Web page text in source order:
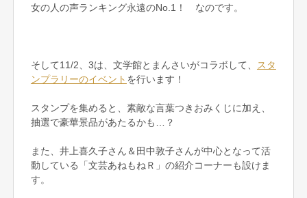
女の人の声ランキング永遠のNo.1！ なのです。
そして11/2、3は、文学館とまんさいがコラボして、
スタ
ンプラリーのイベント を行います！
スタンプを集めると、素敵な言葉つきおみくじに加え、
抽選で豪華景品があたるかも…？
また、井上喜久子さん＆田中敦子さんが中心となって活
動している「文芸あねもねＲ」の紹介コーナーも設けま
す。